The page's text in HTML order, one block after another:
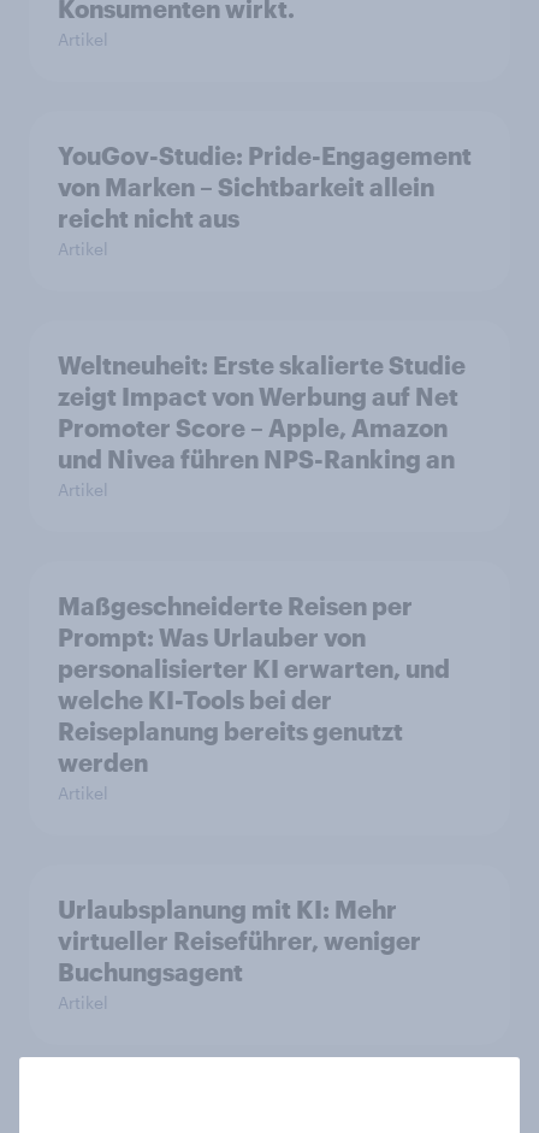
Konsumenten wirkt.
Artikel
YouGov-Studie: Pride-Engagement
von Marken – Sichtbarkeit allein
reicht nicht aus
Artikel
Weltneuheit: Erste skalierte Studie
zeigt Impact von Werbung auf Net
Promoter Score – Apple, Amazon
und Nivea führen NPS-Ranking an
Artikel
Maßgeschneiderte Reisen per
Prompt: Was Urlauber von
personalisierter KI erwarten, und
welche KI-Tools bei der
Reiseplanung bereits genutzt
werden
Artikel
Urlaubsplanung mit KI: Mehr
virtueller Reiseführer, weniger
Buchungsagent
Artikel